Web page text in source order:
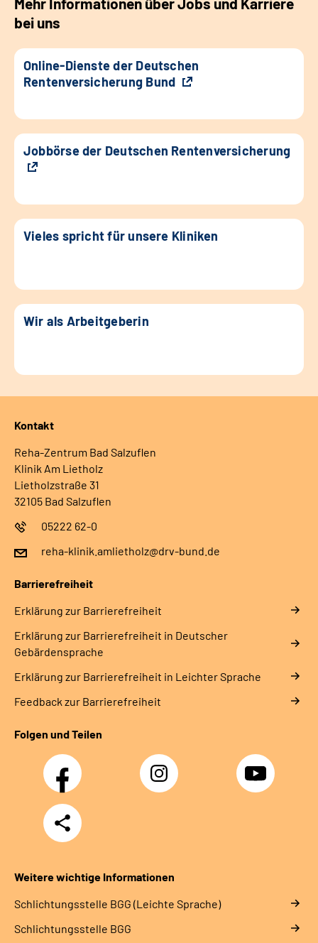
bei uns
Online-Dienste der Deutschen
Rentenversicherung Bund
Jobbörse der Deutschen Rentenversicherung
Vieles spricht für unsere Kliniken
Wir als Arbeitgeberin
Kontakt
Reha-Zentrum Bad Salzuflen
Klinik Am Lietholz
Lietholzstraße 31
32105 Bad Salzuflen
05222 62-0
reha-klinik.amlietholz@drv-bund.de
Barrierefreiheit
Erklärung zur Barrierefreiheit
Erklärung zur Barrierefreiheit in Deutscher
Gebärdensprache
Erklärung zur Barrierefreiheit in Leichter Sprache
Feedback zur Barrierefreiheit
Folgen und Teilen
Facebook Instagram YouTube
Teilen
Weitere wichtige Informationen
Schlich­tungs­stel­le BGG (Leichte Sprache)
Schlich­tungs­stel­le BGG